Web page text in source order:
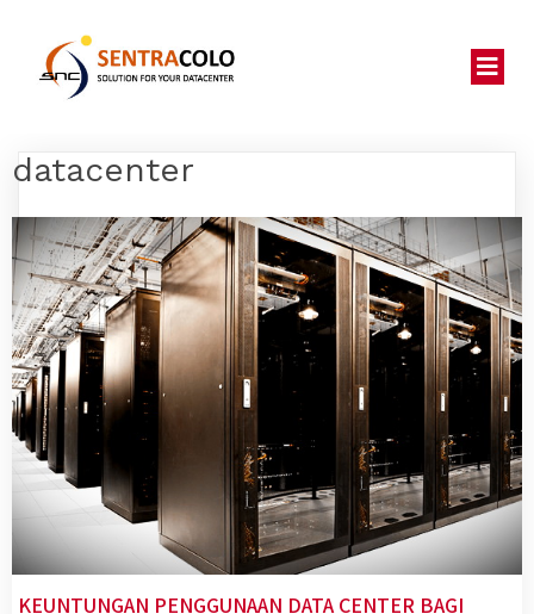
datacenter
KEUNTUNGAN PENGGUNAAN DATA CENTER BAGI